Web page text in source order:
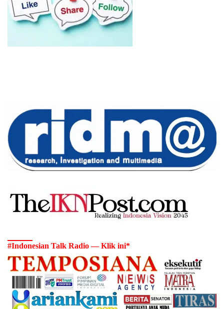
#Indonesian Talk Radio — Klik ini*